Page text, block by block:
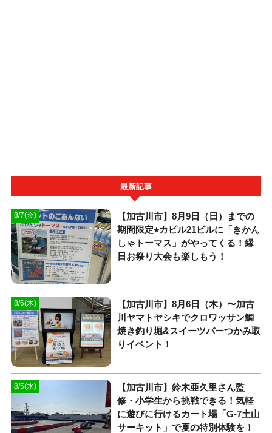
最新記事
8/7(金)
【加古川市】8月9日（日）までの
期間限定⭐︎カピル21ビルに「きかん
しゃトーマス」がやってくる！縁
日お祭り大会も楽しもう！
8/6(木)
【加古川市】8月6日（木）〜加古
川ヤマトヤシキでクロワッサン鯛
焼き釣り堀&スイーツバーつかみ取
りイベント！
8/5(水)
【加古川市】鈴木亜久里さん監
修・小学生から挑戦できる！気軽
に遊びに行けるカート場「G-7土山
サーキット」で夏の特別体験を！